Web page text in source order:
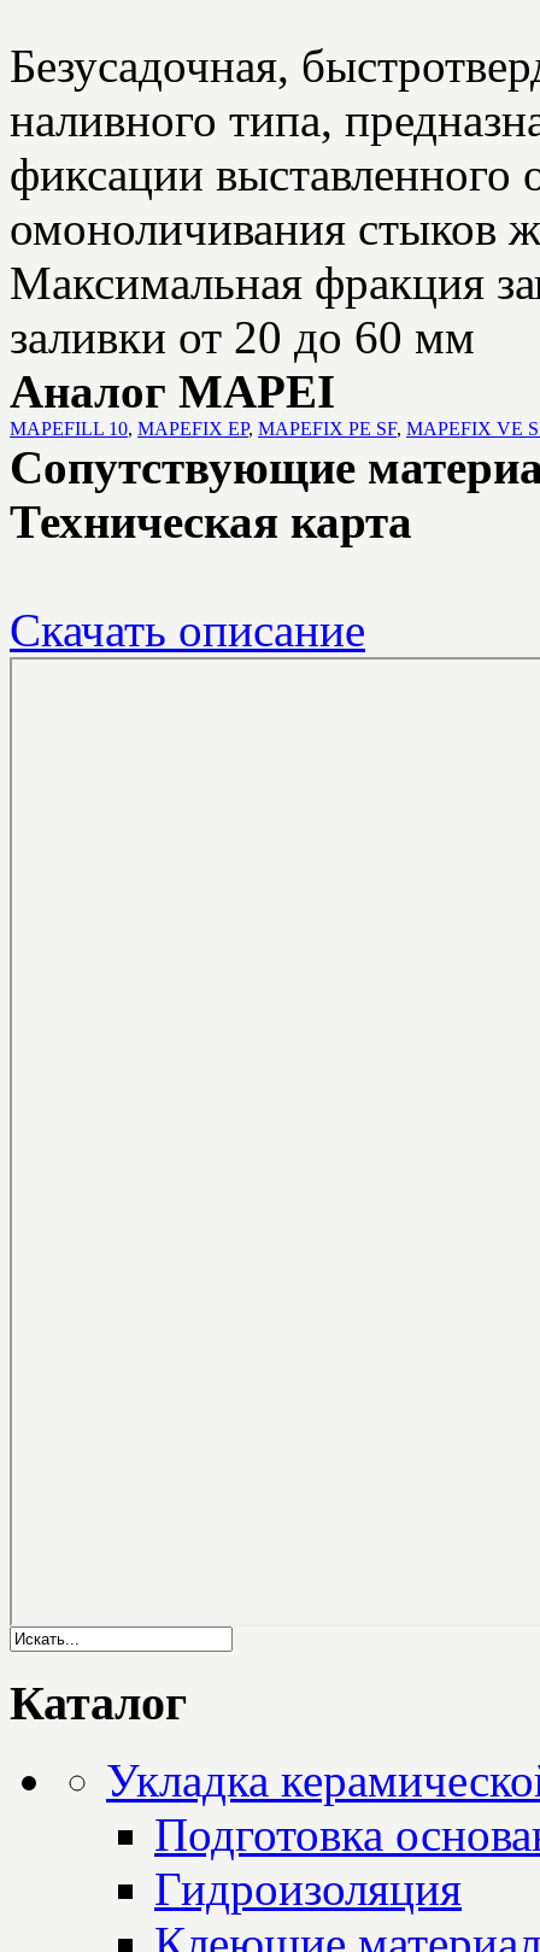
Безусадочная,
наливного типа,
фиксации выставленного
омоноличивания стыков
Максимальная фракция
заливки от 20 до 60 мм
Аналог MAPEI
MAPEFILL 10, MAPEFIX EP, MAPEFIX PE SF, MAPEFIX VE
Сопутствующие
Техническая карта
Скачать описание
Каталог
Укладка
Подготовка
Гидроизоляция